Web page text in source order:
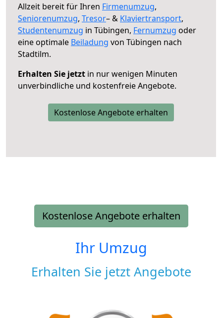
Allzeit bereit für Ihren Firmenumzug,
Seniorenumzug, Tresor– & Klaviertransport,
Studentenumzug in Tübingen, Fernumzug oder
eine optimale Beiladung von Tübingen nach
Stadtilm.
Erhalten Sie jetzt in nur wenigen Minuten
unverbindliche und kostenfreie Angebote.
Kostenlose Angebote erhalten
Kostenlose Angebote erhalten
Ihr Umzug
Erhalten Sie jetzt Angebote